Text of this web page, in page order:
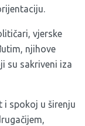
vjerske
njihove
su sakriveni iza
i spokoj u širenju